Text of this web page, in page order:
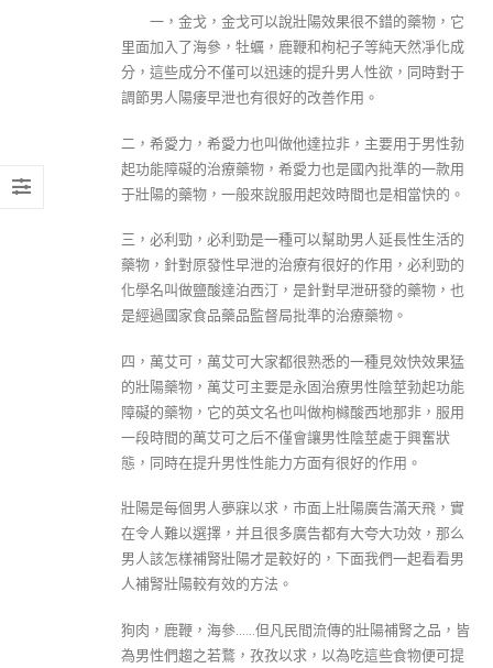
一，金戈，金戈可以說壯陽效果很不錯的藥物，它
里面加入了海參，牡蠣，鹿鞭和枸杞子等純天然凈化成
分，這些成分不僅可以迅速的提升男人性欲，同時對于
調節男人陽痿早泄也有很好的改善作用。
二，希愛力，希愛力也叫做他達拉非，主要用于男性勃
起功能障礙的治療藥物，希愛力也是國內批準的一款用
于壯陽的藥物，一般來說服用起效時間也是相當快的。
三，必利勁，必利勁是一種可以幫助男人延長性生活的
藥物，針對原發性早泄的治療有很好的作用，必利勁的
化學名叫做鹽酸達泊西汀，是針對早泄研發的藥物，也
是經過國家食品藥品監督局批準的治療藥物。
四，萬艾可，萬艾可大家都很熟悉的一種見效快效果猛
的壯陽藥物，萬艾可主要是永固治療男性陰莖勃起功能
障礙的藥物，它的英文名也叫做枸櫞酸西地那非，服用
一段時間的萬艾可之后不僅會讓男性陰莖處于興奮狀
態，同時在提升男性性能力方面有很好的作用。
壯陽是每個男人夢寐以求，市面上壯陽廣告滿天飛，實
在令人難以選擇，并且很多廣告都有大夸大功效，那么
男人該怎樣補腎壯陽才是較好的，下面我們一起看看男
人補腎壯陽較有效的方法。
狗肉，鹿鞭，海參……但凡民間流傳的壯陽補腎之品，皆
為男性們趨之若鶩，孜孜以求，以為吃這些食物便可提